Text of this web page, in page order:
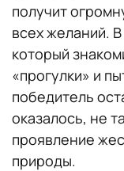
получит
всех желаний.
который
«прогулки» и
победитель
оказалось, не
проявление
природы.